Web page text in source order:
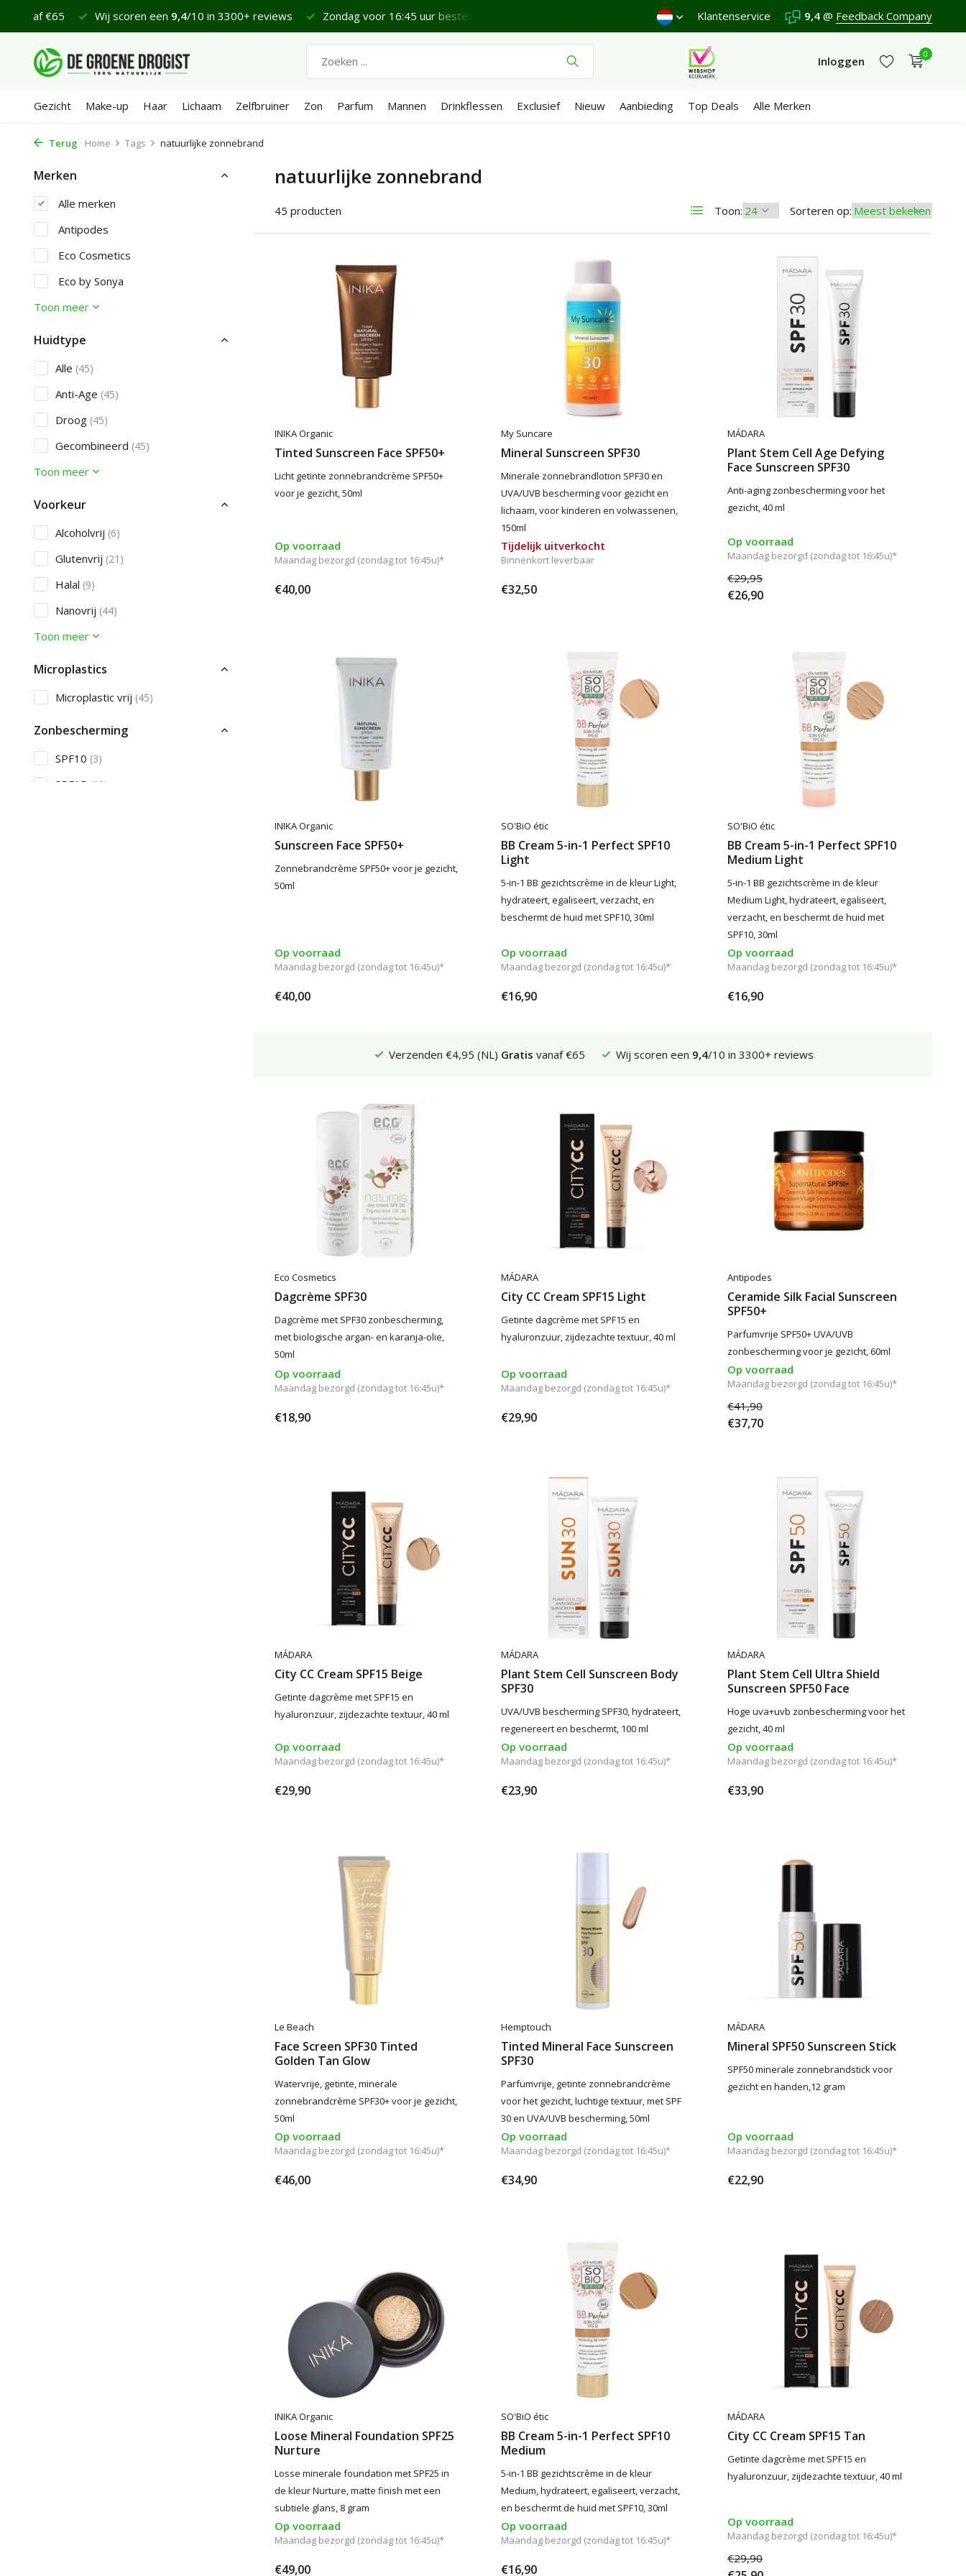
3300+ reviews Zondag voor 16:45 uur besteld, maandag bezorgd* Fijne Zondag. vanaf €65 Klantenservice 9,4 @ Feedback Company
Inloggen
Account aanmaken
0
Gezicht Make-up Haar Lichaam Zelfbruiner Zon Parfum Mannen Drinkflessen Exclusief Nieuw Aanbieding Top Deals Alle Merken
Terug Home Tags natuurlijke zonnebrand
Merken
Alle merken
Antipodes
Eco Cosmetics
Eco by Sonya
Toon meer
Huidtype
Alle (45)
Anti-Age (45)
Droog (45)
Gecombineerd (45)
Toon meer
Voorkeur
Alcoholvrij (6)
Glutenvrij (21)
Halal (9)
Nanovrij (44)
Toon meer
Microplastics
Microplastic vrij (45)
Zonbescherming
SPF10 (3)
SPF15 (10)
natuurlijke zonnebrand
45 producten Toon: Sorteren op:
INIKA Organic
Tinted Sunscreen Face SPF50+
Licht getinte zonnebrandcrème SPF50+
voor je gezicht, 50ml
Op voorraad
Maandag bezorgd (zondag tot 16:45u)*
€40,00
My Suncare
Mineral Sunscreen SPF30
Minerale zonnebrandlotion SPF30 en
UVA/UVB bescherming voor gezicht en
lichaam, voor kinderen en volwassenen,
150ml
Tijdelijk uitverkocht
Binnenkort leverbaar
€32,50
MÁDARA
Plant Stem Cell Age Defying
Face Sunscreen SPF30
Anti-aging zonbescherming voor het
gezicht, 40 ml
Op voorraad
Maandag bezorgd (zondag tot 16:45u)*
€29,95
€26,90
INIKA Organic
Sunscreen Face SPF50+
Zonnebrandcrème SPF50+ voor je gezicht,
50ml
Op voorraad
Maandag bezorgd (zondag tot 16:45u)*
€40,00
SO'BiO étic
BB Cream 5-in-1 Perfect SPF10
Light
5-in-1 BB gezichtscrème in de kleur Light,
hydrateert, egaliseert, verzacht, en
beschermt de huid met SPF10, 30ml
Op voorraad
Maandag bezorgd (zondag tot 16:45u)*
€16,90
SO'BiO étic
BB Cream 5-in-1 Perfect SPF10
Medium Light
5-in-1 BB gezichtscrème in de kleur
Medium Light, hydrateert, egaliseert,
verzacht, en beschermt de huid met
SPF10, 30ml
Op voorraad
Maandag bezorgd (zondag tot 16:45u)*
€16,90
Verzenden €4,95 (NL) Gratis vanaf €65 Wij scoren een 9,4/10 in 3300+ reviews
Eco Cosmetics
Dagcrème SPF30
Dagcrème met SPF30 zonbescherming,
met biologische argan- en karanja-olie,
50ml
Op voorraad
Maandag bezorgd (zondag tot 16:45u)*
€18,90
MÁDARA
City CC Cream SPF15 Light
Getinte dagcrème met SPF15 en
hyaluronzuur, zijdezachte textuur, 40 ml
Op voorraad
Maandag bezorgd (zondag tot 16:45u)*
€29,90
Antipodes
Ceramide Silk Facial Sunscreen
SPF50+
Parfumvrije SPF50+ UVA/UVB
zonbescherming voor je gezicht, 60ml
Op voorraad
Maandag bezorgd (zondag tot 16:45u)*
€41,90
€37,70
MÁDARA
City CC Cream SPF15 Beige
Getinte dagcrème met SPF15 en
hyaluronzuur, zijdezachte textuur, 40 ml
Op voorraad
Maandag bezorgd (zondag tot 16:45u)*
€29,90
MÁDARA
Plant Stem Cell Sunscreen Body
SPF30
UVA/UVB bescherming SPF30, hydrateert,
regenereert en beschermt, 100 ml
Op voorraad
Maandag bezorgd (zondag tot 16:45u)*
€23,90
MÁDARA
Plant Stem Cell Ultra Shield
Sunscreen SPF50 Face
Hoge uva+uvb zonbescherming voor het
gezicht, 40 ml
Op voorraad
Maandag bezorgd (zondag tot 16:45u)*
€33,90
Le Beach
Face Screen SPF30 Tinted
Golden Tan Glow
Watervrije, getinte, minerale
zonnebrandcrème SPF30+ voor je gezicht,
50ml
Op voorraad
Maandag bezorgd (zondag tot 16:45u)*
€46,00
Hemptouch
Tinted Mineral Face Sunscreen
SPF30
Parfumvrije, getinte zonnebrandcrème
voor het gezicht, luchtige textuur, met SPF
30 en UVA/UVB bescherming, 50ml
Op voorraad
Maandag bezorgd (zondag tot 16:45u)*
€34,90
MÁDARA
Mineral SPF50 Sunscreen Stick
SPF50 minerale zonnebrandstick voor
gezicht en handen,12 gram
Op voorraad
Maandag bezorgd (zondag tot 16:45u)*
€22,90
INIKA Organic
Loose Mineral Foundation SPF25
Nurture
Losse minerale foundation met SPF25 in
de kleur Nurture, matte finish met een
subtiele glans, 8 gram
Op voorraad
Maandag bezorgd (zondag tot 16:45u)*
€49,00
SO'BiO étic
BB Cream 5-in-1 Perfect SPF10
Medium
5-in-1 BB gezichtscrème in de kleur
Medium, hydrateert, egaliseert, verzacht,
en beschermt de huid met SPF10, 30ml
Op voorraad
Maandag bezorgd (zondag tot 16:45u)*
€16,90
MÁDARA
City CC Cream SPF15 Tan
Getinte dagcrème met SPF15 en
hyaluronzuur, zijdezachte textuur, 40 ml
Op voorraad
Maandag bezorgd (zondag tot 16:45u)*
€29,90